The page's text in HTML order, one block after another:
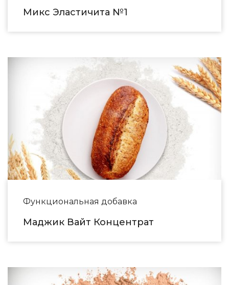
Микс Эластичита №1
Функциональная добавка
Маджик Вайт Концентрат